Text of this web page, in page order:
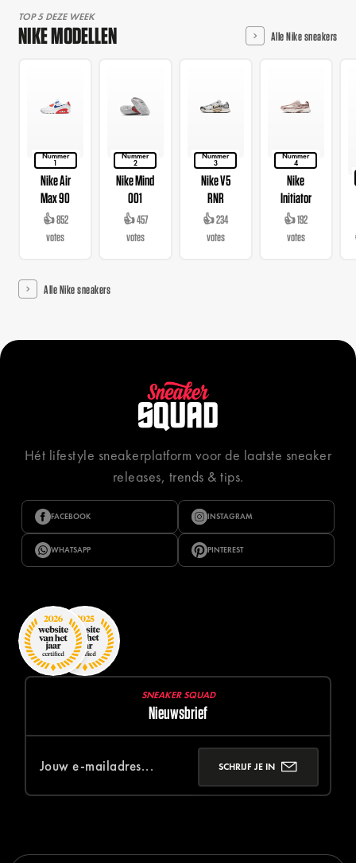
TOP 5 DEZE WEEK
NIKE MODELLEN Alle Nike sneakers
Nummer
1
Nike Air
Max 90
👍 852
votes
Nummer
2
Nike Mind
001
👍 457
votes
Nummer
3
Nike V5
RNR
👍 234
votes
Nummer
4
Nike
Initiator
👍 192
votes
Alle Nike sneakers
Hét lifestyle sneakerplatform voor de laatste sneaker
releases, trends & tips.
FACEBOOK INSTAGRAM
WHATSAPP PINTEREST
SNEAKER SQUAD
Nieuwsbrief
SCHRIJF JE IN